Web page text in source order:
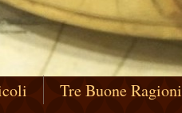
Tre Buone Ragioni